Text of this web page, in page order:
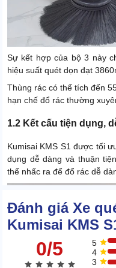
Sự kết hợp của bộ 3 này
hiệu suất quét dọn đạt
Thùng rác có thể tích đến
hạn chế đổ rác thường
1.2 Kết cấu tiện dụng,
Kumisai KMS S1 được tối
dụng dễ dàng và thuận
thể nhấc ra để đổ rác dễ
Đánh giá Xe
Kumisai KMS
0/5
5
4
3